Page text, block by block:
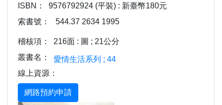
ISBN：
9576792924 (平裝) : 新臺幣180元
索書號：
544.37 2634 1995
稽核項：
216面 : 圖 ; 21公分
叢書名：
愛情生活系列 ; 44
線上資源：